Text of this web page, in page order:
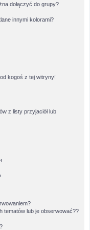
dołączyć do grupy?
innymi kolorami?
kogoś z tej witryny!
z listy przyjaciół lub
tematów lub je obserwować??